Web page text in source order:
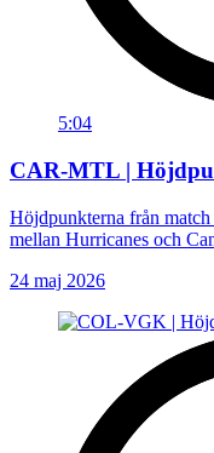
5:04
CAR-MTL |
Höjdpunkterna från
mellan Hurricanes och
24 maj 2026